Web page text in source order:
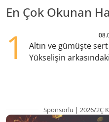
En Çok Okunan
1
Altın ve gümüşte
Yükselişin arkasındaki
Sponsorlu | 2026/2Ç